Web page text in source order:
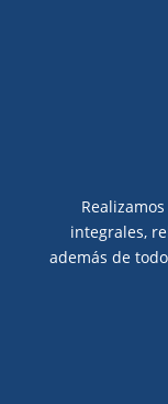
integrales,
además de